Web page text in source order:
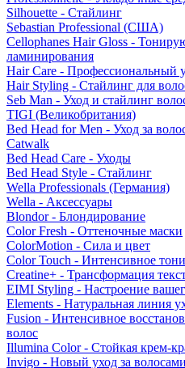
Silhouette - Стайлинг
Sebastian Professional (США)
Cellophanes Hair Gloss -
ламинирования
Hair Care - Профессиональный
Hair Styling - Стайлинг для
Seb Man - Уход и стайлинг
TIGI (Великобритания)
Bed Head for Men - Уход за
Catwalk
Bed Head Care - Уходы
Bed Head Style - Стайлинг
Wella Professionals (Германия)
Wella - Аксессуары
Blondor - Блондирование
Color Fresh - Оттеночные маски
ColorMotion - Сила и цвет
Color Touch - Интенсивное
Creatine+ - Трансформация
EIMI Styling - Настроение
Elements - Натуральная линия
Fusion - Интенсивное
волос
Illumina Color - Стойкая крем-
Invigo - Новый уход за волосами